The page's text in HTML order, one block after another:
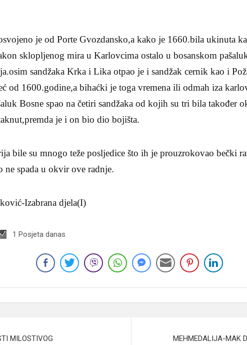
je od Porte Gvozdansko,a kako je 1660.bila ukinuta
sklopljenog mira u Karlovcima ostalo u bosanskom
sandžaka Krka i Lika otpao je i sandžak cernik kao i
od 1600.godine,a bihaćki je toga vremena ili odmah iza
Bosne spao na četiri sandžaka od kojih su tri bila također
je i on bio dio bojišta.
bile su mnogo teže posljedice što ih je prouzrokovao bečki
ne spada u okvir ove radnje.
Izabrana djela(I)
1 Posjeta danas
MILOSTIVOG
MEHMEDALIJA-MAK